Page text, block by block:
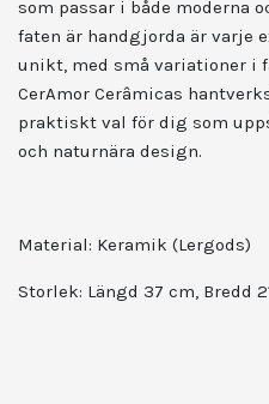
som passar i både moderna
faten är handgjorda är varje
unikt, med små variationer i
CerAmor Cerâmicas
praktiskt val för dig som
och naturnära design.
Material: Keramik (Lergods)
Storlek: Längd 37 cm, Bredd